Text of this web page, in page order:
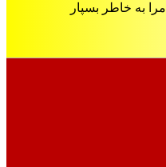
مرا به خاطر بسپار